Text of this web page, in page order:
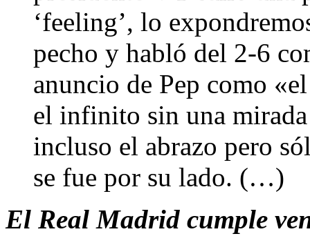
‘feeling’, lo
pecho y habló del 2-6
anuncio de Pep como
el infinito sin una
incluso el abrazo pero
se fue por su lado. (…)
El Real Madrid cumple